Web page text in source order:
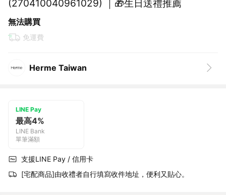
(270410040961029) ｜🎁生日送禮推薦
無法購買
免運費
Herme Taiwan
LINE Pay
最高4%
LINE Bank
單筆滿額
支援LINE Pay / 信用卡
[宅配商品]由收禮者自行填寫收件地址，便利又貼心。